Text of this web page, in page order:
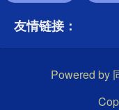
友情链接：
Powered by